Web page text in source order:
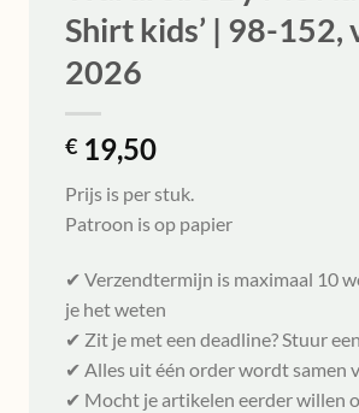
Shirt kids’ | 98-
2026
€ 19,50
Prijs is per stuk.
Patroon is op papier
✔ Verzendtermijn is maximaal 10
je het weten
✔ Zit je met een deadline? Stuur
✔ Alles uit één order wordt samen
✔ Mocht je artikelen eerder willen